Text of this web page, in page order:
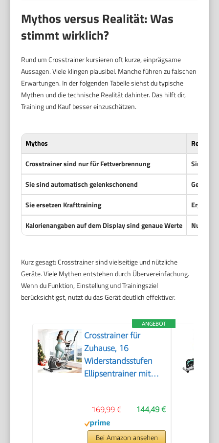
Mythos versus Realität: Was
stimmt wirklich?
Rund um Crosstrainer kursieren oft kurze, einprägsame
Aussagen. Viele klingen plausibel. Manche führen zu falschen
Erwartungen. In der folgenden Tabelle siehst du typische
Mythen und die technische Realität dahinter. Das hilft dir,
Training und Kauf besser einzuschätzen.
Mythos
Realität
Crosstrainer sind nur für Fettverbrennung
Sind ein
Sie sind automatisch gelenkschonend
Sie ersetzen Krafttraining
Kalorienangaben auf dem Display sind genaue Werte
Nur
Kurz gesagt: Crosstrainer sind vielseitige und nützliche
Geräte. Viele Mythen entstehen durch Übervereinfachung.
Wenn du Funktion, Einstellung und Trainingsziel
berücksichtigst, nutzt du das Gerät deutlich effektiver.
ANGEBOT
Crosstrainer für
Zuhause, 16
Widerstandsstufen
Ellipsentrainer mit
Display, Pulsmessung,
Heimfitness Elliptical
Stepper (Silber,
144,49 €
169,99 €
Bei Amazon ansehen